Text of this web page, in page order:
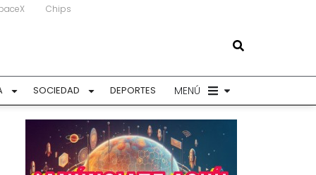
Chips
SOCIEDAD DEPORTES MENÚ